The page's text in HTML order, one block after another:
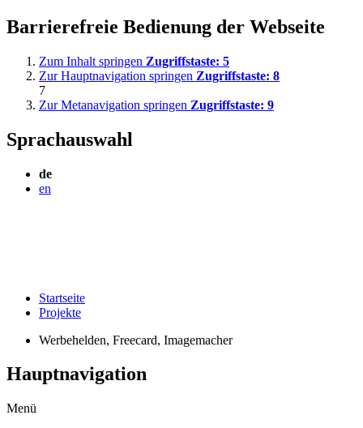
Barrierefreie Bedienung der Webseite
Zum Inhalt springen Zugriffstaste: 5
Zur Hauptnavigation springen Zugriffstaste: 8
7
Zur Metanavigation springen Zugriffstaste: 9
Sprachauswahl
de
en
Startseite
Projekte
Werbehelden, Freecard, Imagemacher
Hauptnavigation
Menü